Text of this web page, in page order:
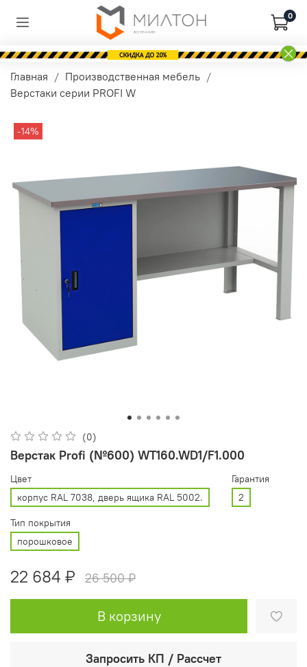
0
Главная
Производственная мебель
Верстаки серии PROFI W
-14%
(0)
Верстак Profi (№600) WT160.WD1/F1.000
Цвет
корпус RAL 7038, дверь ящика RAL 5002.
Гарантия
2
Тип покрытия
порошковое
22 684 ₽ 26 500 ₽
В корзину
Запросить КП / Рассчет